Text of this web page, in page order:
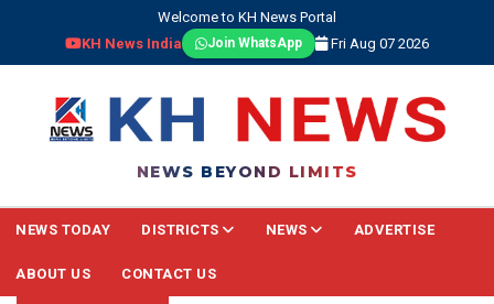
Welcome to KH News Portal
KH News India
Join WhatsApp Fri Aug 07 2026
NEWS BEYOND LIMITS
NEWS TODAY DISTRICTS NEWS ADVERTISE
ABOUT US CONTACT US